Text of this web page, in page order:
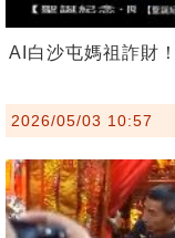
AI白沙屯媽祖詐財
2026/05/03 10:57